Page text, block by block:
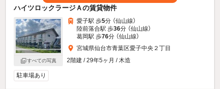
ハイツロックラージＡの賃貸物件
すべての写真
愛子駅 歩5分 （仙山線）
陸前落合駅 歩36分 （仙山線）
葛岡駅 歩76分 （仙山線）
宮城県仙台市青葉区愛子中央２丁目
2階建 / 29年5ヶ月 / 木造
駐車場あり